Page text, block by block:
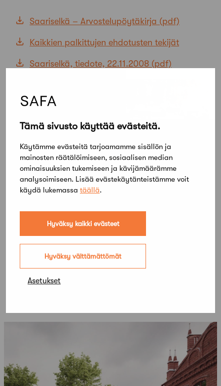
Tämä sivusto käyttää evästeitä.
Käytämme evästeitä tarjoamamme sisällön ja
mainosten räätälöimiseen, sosiaalisen median
ominaisuuksien tukemiseen ja kävijämäärämme
analysoimiseen. Lisää evästekäytänteistämme voit
käydä lukemassa täällä.
Hyväksy kaikki evästeet
Hyväksy välttämättömät
Asetukset
Saariselkä – Arvostelupöytäkirja
Kaikkien palkittujen ehdotusten tekijät
Saariselkä, tiedote, 22.11.2008